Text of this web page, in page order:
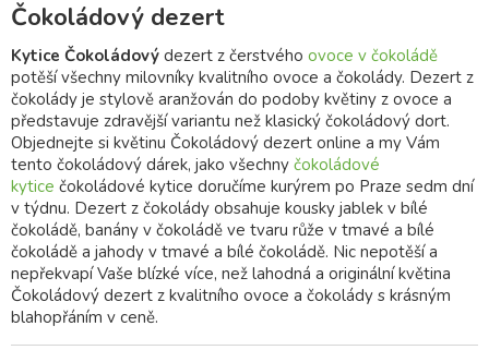
Čokoládový dezert
Kytice Čokoládový dezert z čerstvého ovoce v čokoládě
potěší všechny milovníky kvalitního ovoce a čokolády. Dezert z
čokolády je stylově aranžován do podoby květiny z ovoce a
představuje zdravější variantu než klasický čokoládový dort.
Objednejte si květinu Čokoládový dezert online a my Vám
tento čokoládový dárek, jako všechny čokoládové
kytice čokoládové kytice doručíme kurýrem po Praze sedm dní
v týdnu. Dezert z čokolády obsahuje kousky jablek v bílé
čokoládě, banány v čokoládě ve tvaru růže v tmavé a bílé
čokoládě a jahody v tmavé a bílé čokoládě. Nic nepotěší a
nepřekvapí Vaše blízké více, než lahodná a originální květina
Čokoládový dezert z kvalitního ovoce a čokolády s krásným
blahopřáním v ceně.